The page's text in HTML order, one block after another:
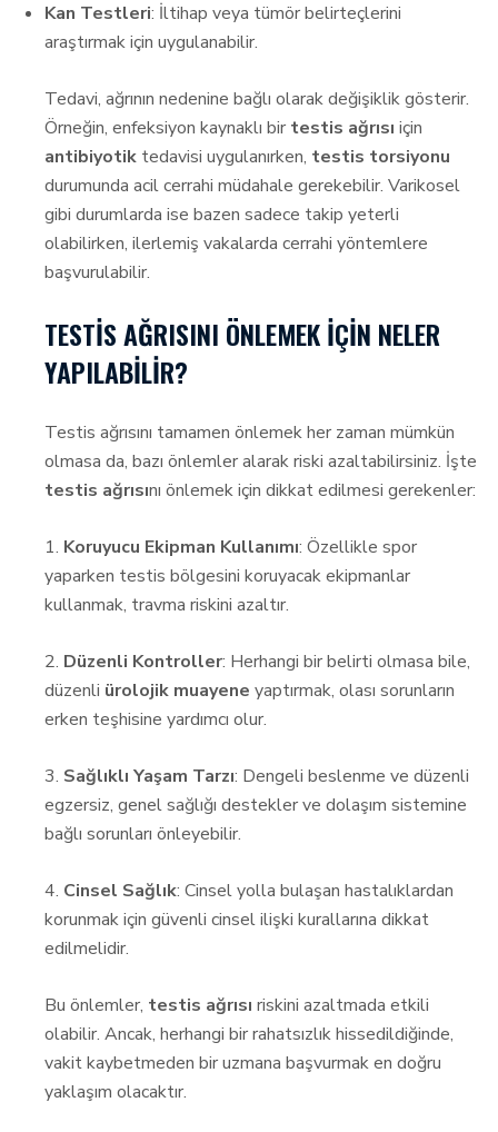
Kan Testleri: İltihap veya tümör belirteçlerini
araştırmak için uygulanabilir.
Tedavi, ağrının nedenine bağlı olarak değişiklik gösterir.
Örneğin, enfeksiyon kaynaklı bir testis ağrısı için
antibiyotik tedavisi uygulanırken, testis torsiyonu
durumunda acil cerrahi müdahale gerekebilir. Varikosel
gibi durumlarda ise bazen sadece takip yeterli
olabilirken, ilerlemiş vakalarda cerrahi yöntemlere
başvurulabilir.
TESTIS AĞRISINI ÖNLEMEK İÇIN NELER
YAPILABILIR?
Testis ağrısını tamamen önlemek her zaman mümkün
olmasa da, bazı önlemler alarak riski azaltabilirsiniz. İşte
testis ağrısını önlemek için dikkat edilmesi gerekenler:
1. Koruyucu Ekipman Kullanımı: Özellikle spor
yaparken testis bölgesini koruyacak ekipmanlar
kullanmak, travma riskini azaltır.
2. Düzenli Kontroller: Herhangi bir belirti olmasa bile,
düzenli ürolojik muayene yaptırmak, olası sorunların
erken teşhisine yardımcı olur.
3. Sağlıklı Yaşam Tarzı: Dengeli beslenme ve düzenli
egzersiz, genel sağlığı destekler ve dolaşım sistemine
bağlı sorunları önleyebilir.
4. Cinsel Sağlık: Cinsel yolla bulaşan hastalıklardan
korunmak için güvenli cinsel ilişki kurallarına dikkat
edilmelidir.
Bu önlemler, testis ağrısı riskini azaltmada etkili
olabilir. Ancak, herhangi bir rahatsızlık hissedildiğinde,
vakit kaybetmeden bir uzmana başvurmak en doğru
yaklaşım olacaktır.